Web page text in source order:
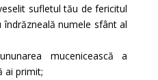
sufletul tău de fericitul
numele sfânt al
mucenicească a
ai primit;